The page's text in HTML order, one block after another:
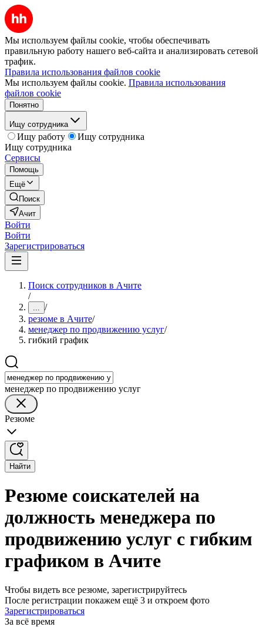
Мы используем файлы cookie, чтобы обеспечивать
правильную работу нашего веб-сайта и анализировать сетевой
трафик.
Правила использования файлов cookie
Мы используем файлы cookie. Правила использования
файлов cookie
Понятно
Ищу сотрудника
Ищу работу
Ищу сотрудника
Ищу сотрудника
Сервисы
Помощь
Ещё
Поиск
Ачит
Войти
Войти
Зарегистрироваться
Поиск сотрудников в Ачите
/
... /
резюме в Ачите/
менеджер по продвижению услуг/
гибкий график
менеджер по продвижению услуг
Резюме
Найти
Резюме соискателей на
должность менеджера по
продвижению услуг с гибким
графиком в Ачите
Чтобы видеть все резюме, зарегистрируйтесь
После регистрации покажем ещё 3 и откроем фото
Зарегистрироваться
За всё время